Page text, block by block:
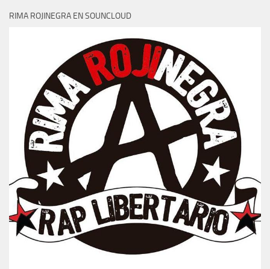
RIMA ROJINEGRA EN SOUNCLOUD